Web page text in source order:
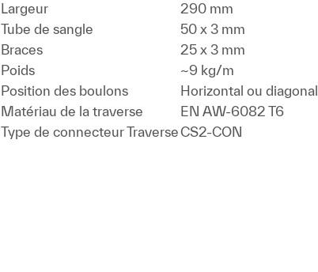
Largeur
290 mm
Tube de sangle
50 x 3 mm
Braces
25 x 3 mm
Poids
~9 kg/m
Position des boulons
Horizontal ou diagonal
Matériau de la traverse
EN AW-6082 T6
Type de connecteur TraverseCS2-CON